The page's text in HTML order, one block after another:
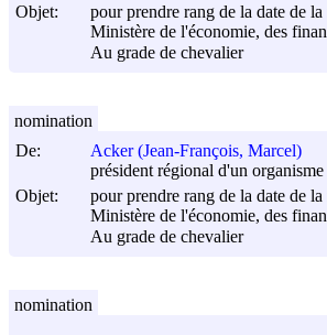
Objet:
pour prendre rang de la date de
Ministère de l'économie, des
Au grade de chevalier
De:
Acker (Jean-François, Marcel)
président régional d'un
Objet:
pour prendre rang de la date de
Ministère de l'économie, des
Au grade de chevalier
nomination
nomination